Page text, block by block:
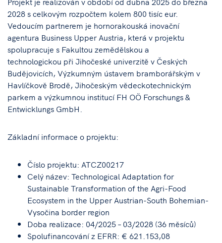
2028 s celkovým rozpočtem kolem 800 tisíc eur.
Vedoucím partnerem je hornorakouská inovační
agentura Business Upper Austria, která v projektu
spolupracuje s Fakultou zemědělskou a
technologickou při Jihočeské univerzitě v Českých
Budějovicích, Výzkumným ústavem bramborářským v
Havlíčkově Brodě, Jihočeským vědeckotechnickým
parkem a výzkumnou institucí FH OÖ Forschungs &
Entwicklungs GmbH.
Základní informace o projektu:
Číslo projektu: ATCZ00217
Celý název: Technological Adaptation for
Sustainable Transformation of the Agri-Food
Ecosystem in the Upper Austrian-South Bohemian-
Vysočina border region
Doba realizace: 04/2025 – 03/2028 (36 měsíců)
Spolufinancování z EFRR: € 621.153,08